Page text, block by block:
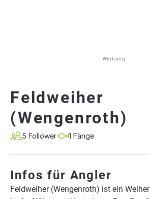
Werbung
Feldweiher
(Wengenroth)
5 Follower 1 Fänge
Infos für Angler
Feldweiher (Wengenroth) ist ein